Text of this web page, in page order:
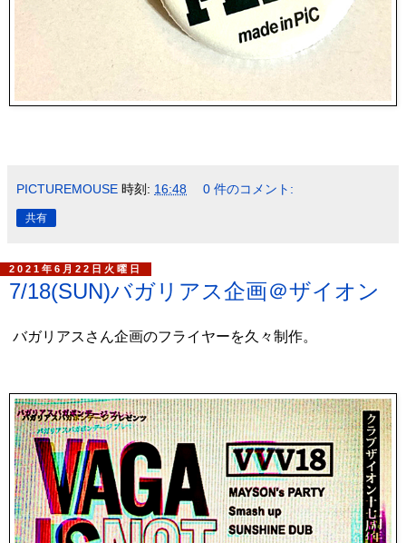
PICTUREMOUSE 時刻: 16:48 0 件のコメント:
共有
2021年6月22日火曜日
7/18(SUN)バガリアス企画＠ザイオン
バガリアスさん企画のフライヤーを久々制作。